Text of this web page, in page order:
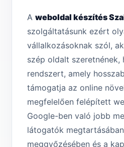
A weboldal készítés
szolgáltatásunk ezért
vállalkozásoknak szól,
szép oldalt szeretnének,
rendszert, amely
támogatja az online
megfelelően felépített
Google-ben való jobb
látogatók
meggyőzésében és a